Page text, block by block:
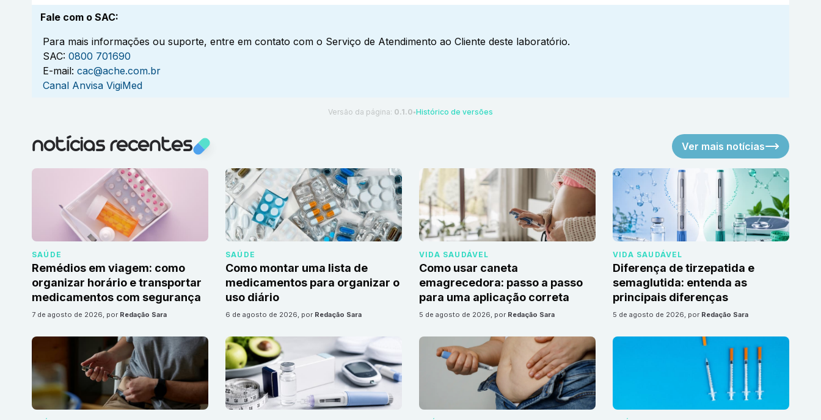
Fale com o SAC:
Para mais informações ou suporte, entre em contato com o Serviço de Atendimento ao Cliente deste laboratório.
SAC: 0800 701690
E-mail: cac@ache.com.br
Canal Anvisa VigiMed
Versão da página: 0.1.0 ●Histórico de versões
notícias recentes Ver mais notícias
SAÚDE
Remédios em viagem: como
organizar horário e transportar
medicamentos com segurança
7 de agosto de 2026, por Redação Sara
SAÚDE
Como montar uma lista de
medicamentos para organizar o
uso diário
6 de agosto de 2026, por Redação Sara
VIDA SAUDÁVEL
Como usar caneta
emagrecedora: passo a passo
para uma aplicação correta
5 de agosto de 2026, por Redação Sara
VIDA SAUDÁVEL
Diferença de tirzepatida e
semaglutida: entenda as
principais diferenças
5 de agosto de 2026, por Redação Sara